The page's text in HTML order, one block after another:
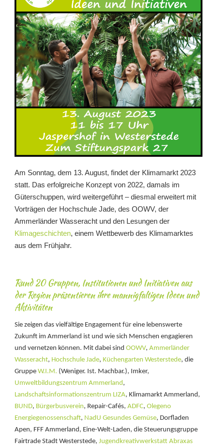
Am Sonntag, dem 13. August, findet der Klimamarkt 2023
statt. Das erfolgreiche Konzept von 2022, damals im
Güterschuppen, wird weitergeführt – diesmal erweitert mit
Vorträgen der Hochschule Jade, des OOWV, der
Ammerländer Wasseracht und den Lesungen der
Klimageschichten, einem Wettbewerb des Klimamarktes
aus dem Frühjahr.
Rund 20 Gruppen, Institutionen und Initiativen aus
der Region präsentieren ihre mannigfaltigen Ideen und
Aktivitäten
Sie zeigen das vielfältige Engagement für eine lebenswerte
Zukunft im Ammerland ist und wie sich Menschen engagieren
und vernetzen können. Mit dabei sind OOWV, Ammerländer
Wasseracht, Hochschule Jade, Küchengarten Westerstede, die
Gruppe W.I.M. (Weniger. Ist. Machbar.), Imker,
Umweltbildungszentrum Ammerland,
Landschaftsinformationszentrum LIZA, Klimamarkt Ammerland,
BUND, Bürgerbusverein, Repair-Cafés, ADFC, Olegeno
Energiegenossenschaft, NadU Gesundes Gemüse, Dorfladen
Apen, FFF Ammerland, Eine-Welt-Laden, die Steuerungsgruppe
Fairtrade Stadt Westerstede, Jugendkreativwerkstatt Abraxas